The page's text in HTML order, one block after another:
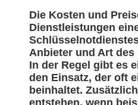
Die Kosten und
Dienstleistungen
Anbieter und Art
In der Regel gibt es
den Einsatz, der oft
beinhaltet.